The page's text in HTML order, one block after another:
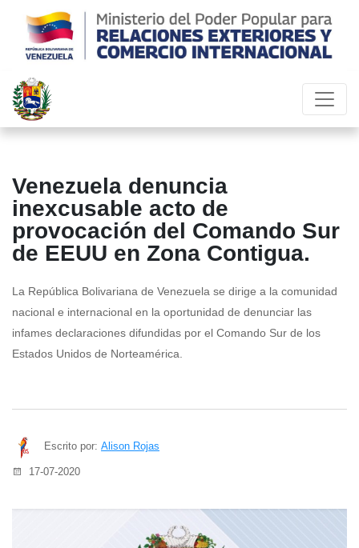
Venezuela denuncia
inexcusable acto de
provocación del Comando Sur
de EEUU en Zona Contigua.
La República Bolivariana de Venezuela se dirige a la comunidad
nacional e internacional en la oportunidad de denunciar las
infames declaraciones difundidas por el Comando Sur de los
Estados Unidos de Norteamérica.
Escrito por: Alison Rojas
17-07-2020